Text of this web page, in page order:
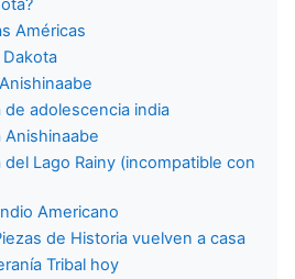
Américas
de adolescencia india
Anishinaabe
del Lago Rainy (incompatible con
Americano
de Historia vuelven a casa
Tribal hoy